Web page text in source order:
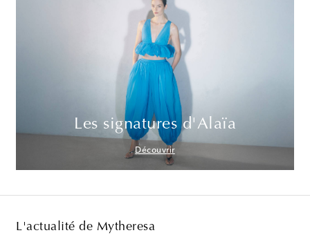
Les signatures d'Alaïa
Découvrir
L'actualité de Mytheresa